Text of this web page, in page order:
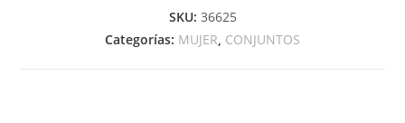
SKU: 36625
Categorías: MUJER, CONJUNTOS